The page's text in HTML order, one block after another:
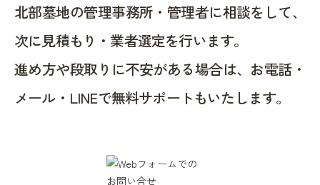
北部墓地の管理事務所・管理者に相談をして、
次に見積もり・業者選定を行います。
進め方や段取りに不安がある場合は、お電話・
メール・LINEで無料サポートもいたします。